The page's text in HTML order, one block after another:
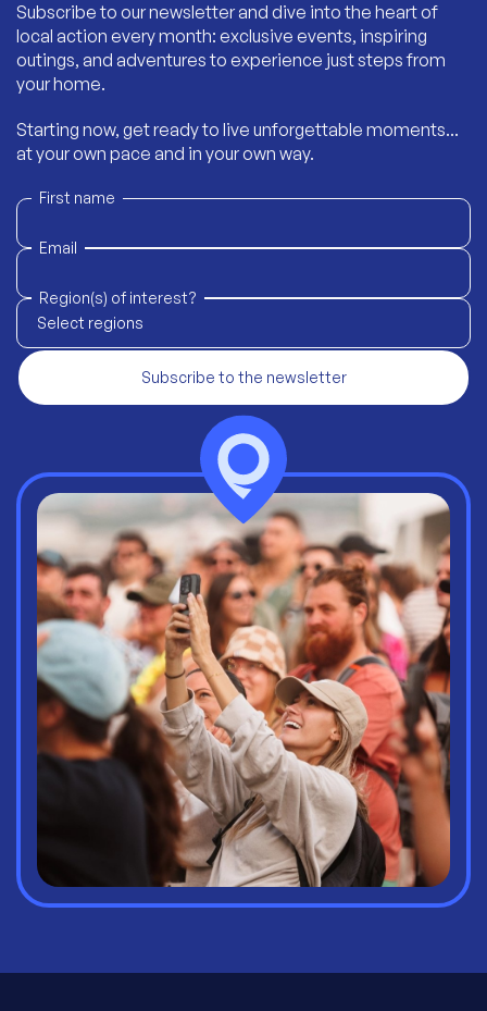
Subscribe to our newsletter and dive into the heart of
local action every month: exclusive events, inspiring
outings, and adventures to experience just steps from
your home.
Starting now, get ready to live unforgettable moments...
at your own pace and in your own way.
First name
Email
Region(s) of interest?
Select regions
Subscribe to the newsletter